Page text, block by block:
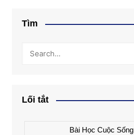
Tìm
Lối tắt
Bài Học Cuộc Sống